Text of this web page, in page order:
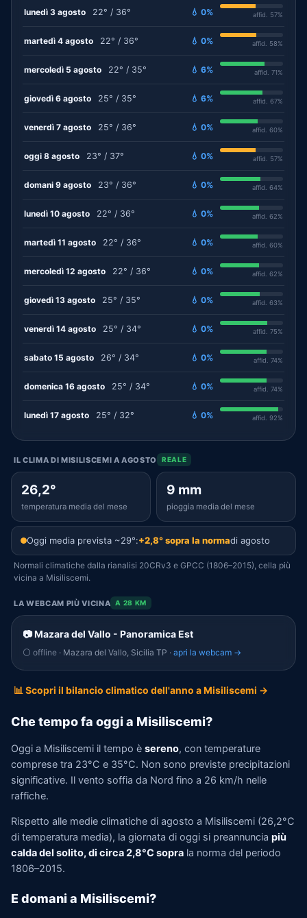
lunedì 3 agosto 22° / 36° 💧 0% affid. 57%
martedì 4 agosto 22° / 36° 💧 0% affid. 58%
mercoledì 5 agosto 22° / 35° 💧 6% affid. 71%
giovedì 6 agosto 25° / 35° 💧 6% affid. 67%
venerdì 7 agosto 25° / 36° 💧 0% affid. 60%
oggi 8 agosto 23° / 37° 💧 0% affid. 57%
domani 9 agosto 23° / 36° 💧 0% affid. 64%
lunedì 10 agosto 22° / 36° 💧 0% affid. 62%
martedì 11 agosto 22° / 36° 💧 0% affid. 60%
mercoledì 12 agosto 22° / 36° 💧 0% affid. 62%
giovedì 13 agosto 25° / 35° 💧 0% affid. 63%
venerdì 14 agosto 25° / 34° 💧 0% affid. 75%
sabato 15 agosto 26° / 34° 💧 0% affid. 74%
domenica 16 agosto 25° / 34° 💧 0% affid. 74%
lunedì 17 agosto 25° / 32° 💧 0% affid. 92%
IL CLIMA DI MISILISCEMI A AGOSTO REALE
26,2°
temperatura media del mese
9 mm
pioggia media del mese
Oggi media prevista ~29°:+2,8° sopra la normadi agosto
Normali climatiche dalla rianalisi 20CRv3 e GPCC (1806–2015), cella più
vicina a Misiliscemi.
LA WEBCAM PIÙ VICINA A 28 KM
📷 Mazara del Vallo - Panoramica Est
⚪ offline · Mazara del Vallo, Sicilia TP · apri la webcam →
📊 Scopri il bilancio climatico dell'anno a Misiliscemi →
Che tempo fa oggi a Misiliscemi?
Oggi a Misiliscemi il tempo è sereno, con temperature
comprese tra 23°C e 35°C. Non sono previste precipitazioni
significative. Il vento soffia da Nord fino a 26 km/h nelle
raffiche.
Rispetto alle medie climatiche di agosto a Misiliscemi (26,2°C
di temperatura media), la giornata di oggi si preannuncia più
calda del solito, di circa 2,8°C sopra la norma del periodo
1806–2015.
E domani a Misiliscemi?